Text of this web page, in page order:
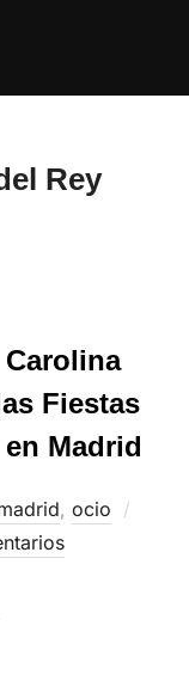
Rey
Fiestas
Madrid
, ocio